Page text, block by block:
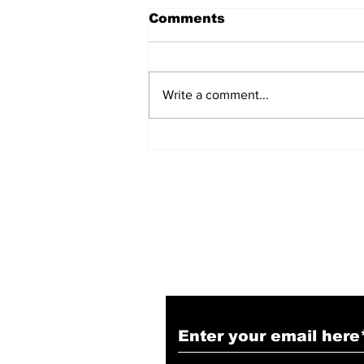
Comments
Write a comment...